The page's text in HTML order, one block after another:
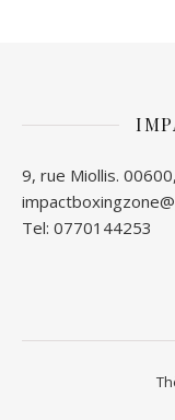
9, rue Miollis.
Tel: 0770144253